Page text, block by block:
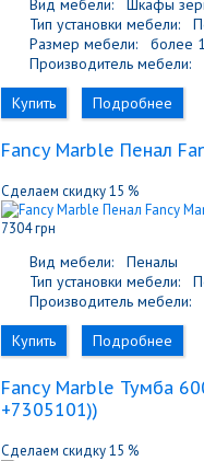
Вид мебели:
Шкафы
Тип установки мебели:
Размер мебели:
более
Производитель мебели:
Купить
Подробнее
Fancy Marble Пенал
Сделаем скидку 15 %
7304 грн
Вид мебели:
Пеналы
Тип установки мебели:
Производитель мебели:
Купить
Подробнее
Fancy Marble Тумба
+7305101))
Сделаем скидку 15 %